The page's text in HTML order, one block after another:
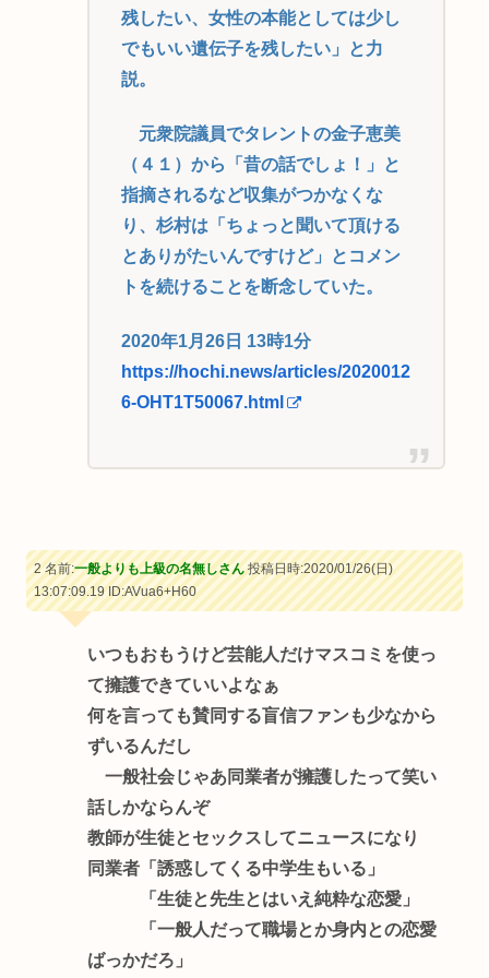
残したい、女性の本能としては少し
でもいい遺伝子を残したい」と力
説。
元衆院議員でタレントの金子恵美
（４１）から「昔の話でしょ！」と
指摘されるなど収集がつかなくな
り、杉村は「ちょっと聞いて頂ける
とありがたいんですけど」とコメン
トを続けることを断念していた。
2020年1月26日 13時1分
https://hochi.news/articles/2020012
6-OHT1T50067.html
2 名前:一般よりも上級の名無しさん投稿日時:2020/01/26(日)
13:07:09.19ID:AVua6+H60
いつもおもうけど芸能人だけマスコミを使っ
て擁護できていいよなぁ
何を言っても賛同する盲信ファンも少なから
ずいるんだし
一般社会じゃあ同業者が擁護したって笑い
話しかならんぞ
教師が生徒とセックスしてニュースになり
同業者「誘惑してくる中学生もいる」
「生徒と先生とはいえ純粋な恋愛」
「一般人だって職場とか身内との恋愛
ばっかだろ」